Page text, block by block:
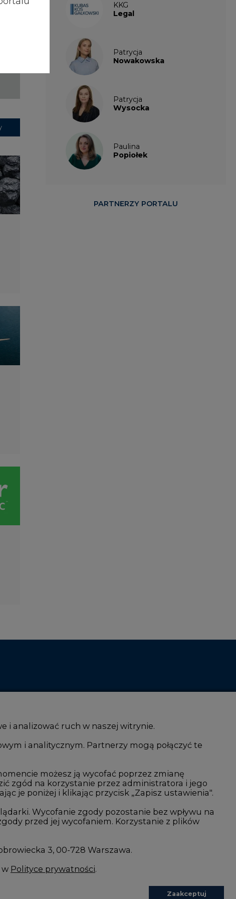
KKG
Legal
Patrycja
Nowakowska
Patrycja
Wysocka
Paulina
Popiołek
PARTNERZY PORTALU
i AI
i IT
CO2
Fotowoltaika
Offshore wind
Magazyny energii
Zielone samorządy
i analizować ruch w naszej witrynie.
i analitycznym. Partnerzy mogą połączyć te
możesz ją wycofać poprzez zmianę
zgód na korzystanie przez administratora i jego
je poniżej i klikając przycisk „Zapisz ustawienia".
Wycofanie zgody pozostanie bez wpływu na
przed jej wycofaniem. Korzystanie z plików
3, 00-728 Warszawa.
w Polityce prywatności.
Zaakceptuj